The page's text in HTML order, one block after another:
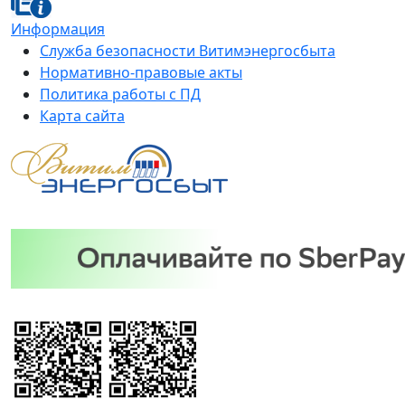
Информация
Служба безопасности Витимэнергосбыта
Нормативно-правовые акты
Политика работы с ПД
Карта сайта